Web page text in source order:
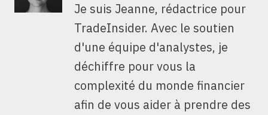
Je suis Jeanne, rédactrice pour
TradeInsider. Avec le soutien
d'une équipe d'analystes, je
déchiffre pour vous la
complexité du monde financier
afin de vous aider à prendre des